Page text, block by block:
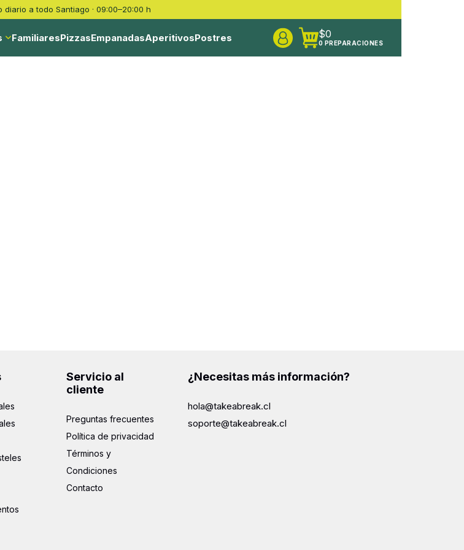
diario a todo Santiago · 09:00–20:00 h
FamiliaresPizzasEmpanadasAperitivosPostres $0
0 PREPARACIONES
Servicio al
cliente
Preguntas frecuentes
Política de privacidad
Términos y
Condiciones
Contacto
¿Necesitas más información?
hola@takeabreak.cl
soporte@takeabreak.cl